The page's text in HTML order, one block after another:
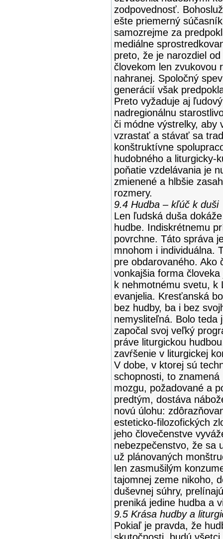
zodpovednosť.
ešte priemerný
samozrejme za
mediálne
preto, že je narozdiel
človekom len zvukovou
nahranej. Spoločný
generácií však
Preto vyžaduje aj
nadregionálnu
či módne výstrelky, aby
vzrastať a stávať sa
konštruktívne
hudobného a liturgicky-
poňatie vzdelávania je
zmienené a hlbšie
rozmery.
9.4 Hudba – kľúč k duši
Len ľudská duša
hudbe. Indiskrétnemu
povrchne. Táto správa
mnohom i individuálna.
pre obdarovaného. Ako
vonkajšia forma
k nehmotnému svetu, k
evanjelia. Kresťanská
bez hudby, ba i bez
nemysliteľná. Bolo teda
započal svoj veľký
práve liturgickou
zavŕšenie v liturgickej
V dobe, v ktorej sú
schopnosti, to
mozgu, požadované a
predtým, dostáva
novú úlohu:
esteticko-filozofických
jeho človečenstve
nebezpečenstvo, že sa
už plánovaných
len zasmušilým
tajomnej zeme nikoho,
duševnej súhry,
preniká jedine hudba a
9.5 Krása hudby a
Pokiaľ je pravda, že